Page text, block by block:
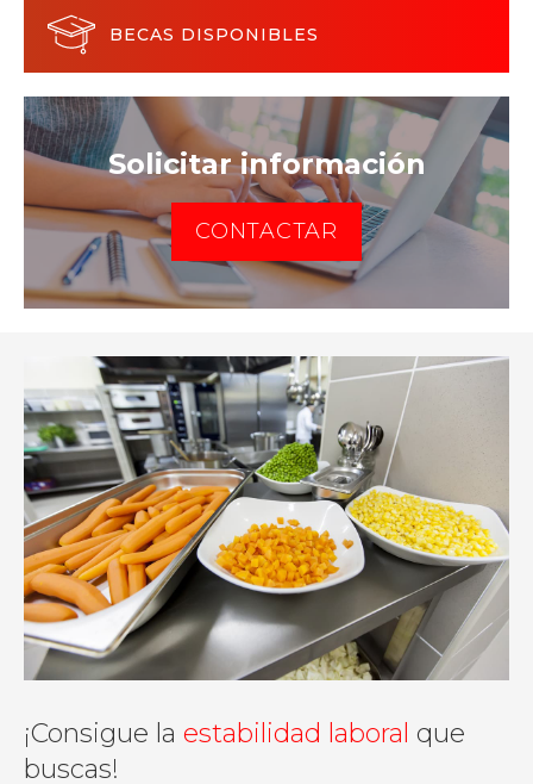
BECAS DISPONIBLES
Solicitar información
CONTACTAR
¡Consigue la estabilidad laboral que
buscas!